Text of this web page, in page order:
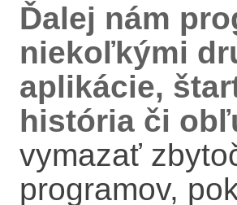
Ďalej nám
niekoľkými
aplikácie,
história či
vymazať
programov,